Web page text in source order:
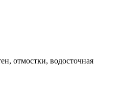
отмостки, водосточная